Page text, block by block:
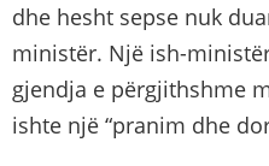
dhe hesht sepse nuk
ministër. Një ish-
gjendja e përgjithshme
ishte një “pranim dhe